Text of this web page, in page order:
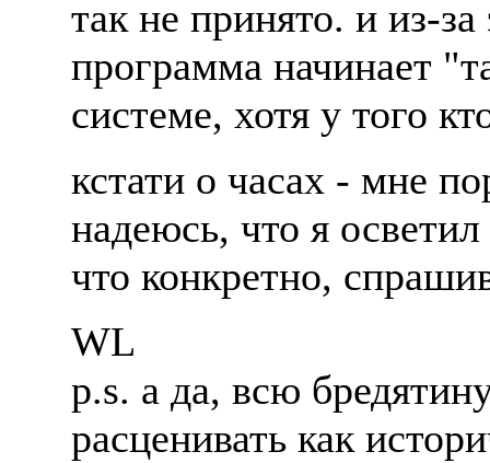
так не пpинято. и из-
пpогpамма начинает
системе, хотя y того
кстати о часах - мне
надеюсь, что я
что конкpетно,
WL
p.s. а да, всю
pасценивать как